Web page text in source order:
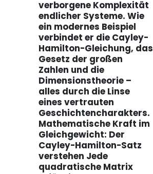
verborgene Komplexität
endlicher Systeme. Wie
ein modernes Beispiel
verbindet er die Cayley-
Hamilton-Gleichung, das
Gesetz der großen
Zahlen und die
Dimensionstheorie –
alles durch die Linse
eines vertrauten
Geschichtencharakters.
Mathematische Kraft im
Gleichgewicht: Der
Cayley-Hamilton-Satz
verstehen Jede
quadratische Matrix